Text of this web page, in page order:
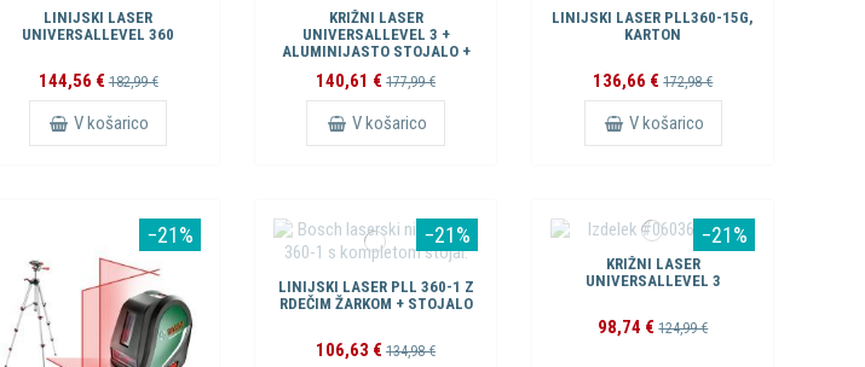
LINIJSKI LASER
UNIVERSALLEVEL 360
144,56 €182,99 €
V košarico
KRIŽNI LASER
UNIVERSALLEVEL 3 +
ALUMINIJASTO STOJALO +
320
140,61 €177,99 €
V košarico
LINIJSKI LASER PLL360-15G,
KARTON
136,66 €172,98 €
V košarico
−21% −21%
LINIJSKI LASER PLL 360-1 Z
RDEČIM ŽARKOM + STOJALO
106,63 €134,98 €
−21%
KRIŽNI LASER
UNIVERSALLEVEL 3
98,74 €124,99 €